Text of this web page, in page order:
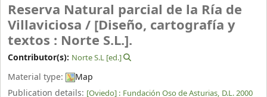
Reserva Natural parcial de la Ría de
Villaviciosa / [Diseño, cartografía y
textos : Norte S.L.].
Contributor(s): Norte S.L [ed.]
Material type:
Map
Publication details: [Oviedo] : Fundación Oso de Asturias, D.L. 2000